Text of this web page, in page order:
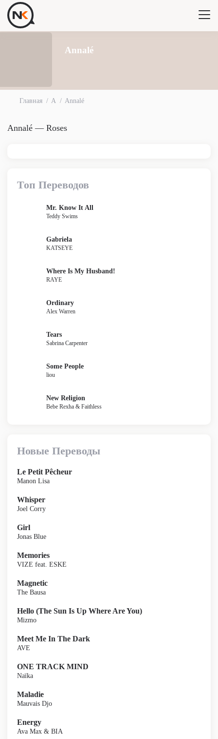
Annalé
Главная A Annalé
Annalé — Roses
Топ Переводов
Mr. Know It All
Teddy Swims
Gabriela
KATSEYE
Where Is My Husband!
RAYE
Ordinary
Alex Warren
Tears
Sabrina Carpenter
Some People
liou
New Religion
Bebe Rexha & Faithless
Новые Переводы
Le Petit Pêcheur
Manon Lisa
Whisper
Joel Corry
Girl
Jonas Blue
Memories
VIZE feat. ESKE
Magnetic
The Bausa
Hello (The Sun Is Up Where Are You)
Mizmo
Meet Me In The Dark
AVE
ONE TRACK MIND
Naïka
Maladie
Mauvais Djo
Energy
Ava Max & BIA